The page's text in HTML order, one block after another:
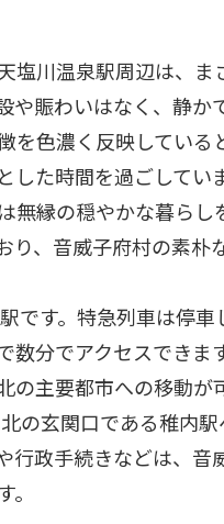
塩川温泉駅周辺は、
や賑わいはなく、静か
を色濃く反映している
した時間を過ごしてい
無縁の穏やかな暮ら
、音威子府村の素朴
です。特急列車は停
数分でアクセスできま
の主要都市への移動
の玄関口である稚内
行政手続きなどは、